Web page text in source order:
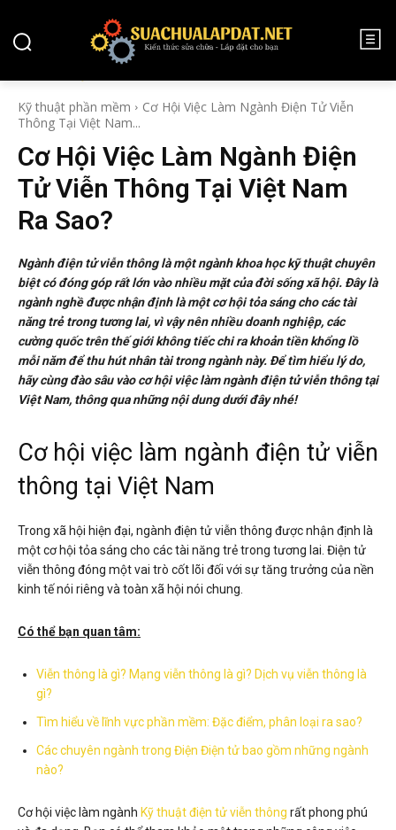
Kỹ thuật phần mềm
Cơ Hội Việc Làm Ngành Điện Tử Viễn
Thông Tại Việt Nam...
Cơ Hội Việc Làm Ngành Điện
Tử Viễn Thông Tại Việt Nam
Ra Sao?
Ngành điện tử viễn thông là một ngành khoa học kỹ thuật chuyên
biệt có đóng góp rất lớn vào nhiều mặt của đời sống xã hội. Đây là
ngành nghề được nhận định là một cơ hội tỏa sáng cho các tài
năng trẻ trong tương lai, vì vậy nên nhiều doanh nghiệp, các
cường quốc trên thế giới không tiếc chi ra khoản tiền khổng lồ
mỗi năm để thu hút nhân tài trong ngành này. Để tìm hiểu lý do,
hãy cùng đào sâu vào cơ hội việc làm ngành điện tử viễn thông tại
Việt Nam, thông qua những nội dung dưới đây nhé!
Cơ hội việc làm ngành điện tử viễn
thông tại Việt Nam
Trong xã hội hiện đại, ngành điện tử viễn thông được nhận định là
một cơ hội tỏa sáng cho các tài năng trẻ trong tương lai. Điện tử
viễn thông đóng một vai trò cốt lõi đối với sự tăng trưởng của nền
kinh tế nói riêng và toàn xã hội nói chung.
Có thể bạn quan tâm:
Viễn thông là gì? Mạng viễn thông là gì? Dịch vụ viễn thông là
gì?
Tìm hiểu về lĩnh vực phần mềm: Đặc điểm, phân loại ra sao?
Các chuyên ngành trong Điện Điện tử bao gồm những ngành
nào?
Cơ hội việc làm ngành Kỹ thuật điện tử viễn thông rất phong phú